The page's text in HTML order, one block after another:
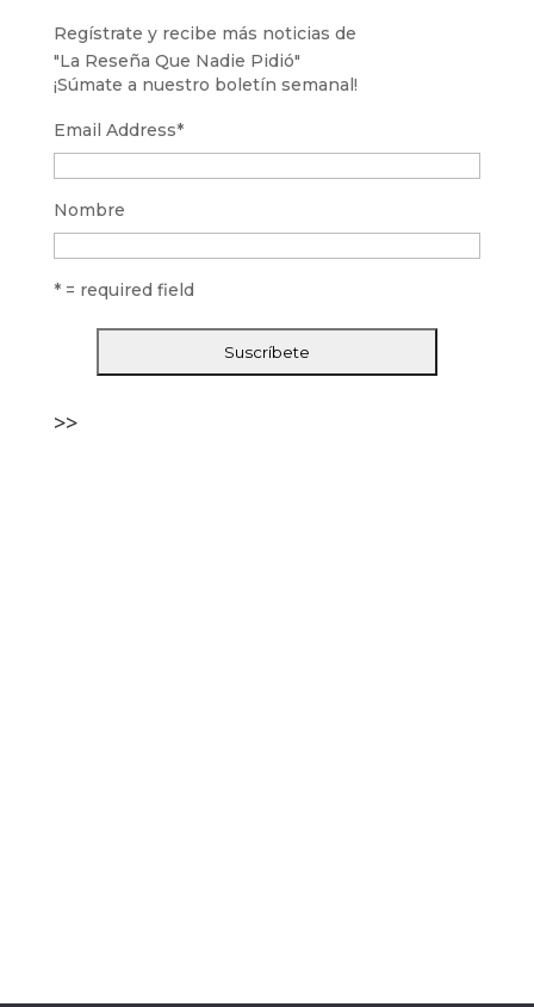
Regístrate y recibe más noticias de
"La Reseña Que Nadie Pidió"
¡Súmate a nuestro boletín semanal!
Email Address*
Nombre
* = required field
>>